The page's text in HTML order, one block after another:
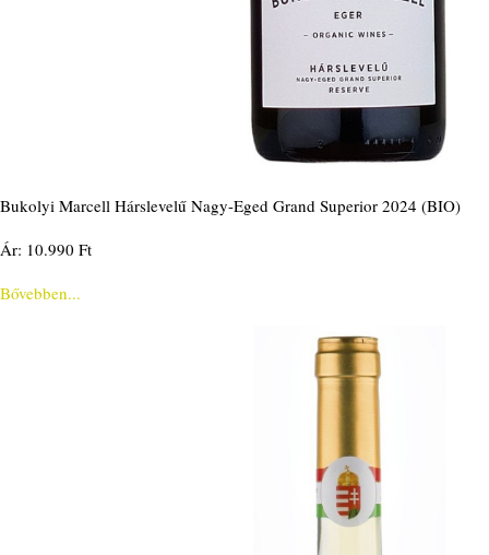
Bukolyi Marcell Hárslevelű Nagy-Eged Grand Superior 2024 (BIO)
Ár: 10.990 Ft
Bővebben...